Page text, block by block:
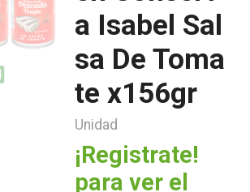
a Isabel Sal
sa De Toma
te x156gr
Unidad
¡Registrate!
para ver el